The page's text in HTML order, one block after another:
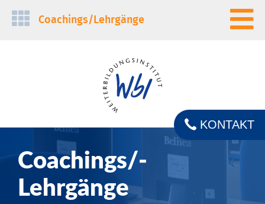
Navigation
Coachings/­Lehrgänge
Coachings/­
Lehrgänge
KONTAKT